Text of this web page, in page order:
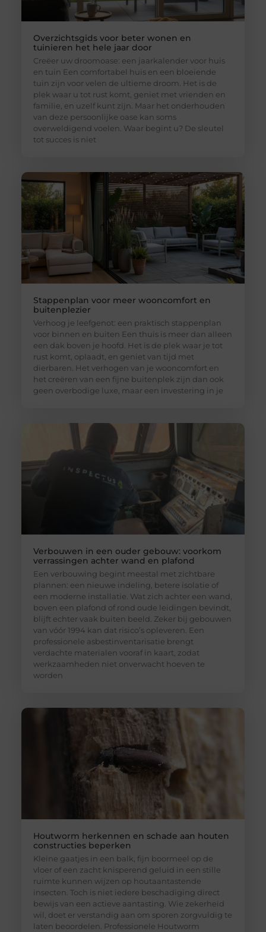
Overzichtsgids voor beter wonen en
tuinieren het hele jaar door
Creëer uw droomoase: een jaarkalender voor huis
en tuin Een comfortabel huis en een bloeiende
tuin zijn voor velen de ultieme droom. Het is de
plek waar u tot rust komt, geniet met vrienden en
familie, en uzelf kunt zijn. Maar het onderhouden
van deze persoonlijke oase kan soms
overweldigend voelen. Waar begint u? De sleutel
tot succes is niet
Stappenplan voor meer wooncomfort en
buitenplezier
Verhoog je leefgenot: een praktisch stappenplan
voor binnen en buiten Een thuis is meer dan alleen
een dak boven je hoofd. Het is de plek waar je tot
rust komt, oplaadt, en geniet van tijd met
dierbaren. Het verhogen van je wooncomfort en
het creëren van een fijne buitenplek zijn dan ook
geen overbodige luxe, maar een investering in je
Verbouwen in een ouder gebouw: voorkom
verrassingen achter wand en plafond
Een verbouwing begint meestal met zichtbare
plannen: een nieuwe indeling, betere isolatie of
een moderne installatie. Wat zich achter een wand,
boven een plafond of rond oude leidingen bevindt,
blijft echter vaak buiten beeld. Zeker bij gebouwen
van vóór 1994 kan dat risico’s opleveren. Een
professionele asbestinventarisatie brengt
verdachte materialen vooraf in kaart, zodat
werkzaamheden niet onverwacht hoeven te
worden
Houtworm herkennen en schade aan houten
constructies beperken
Kleine gaatjes in een balk, fijn boormeel op de
vloer of een zacht knisperend geluid in een stille
ruimte kunnen wijzen op houtaantastende
insecten. Toch is niet iedere beschadiging direct
bewijs van een actieve aantasting. Wie zekerheid
wil, doet er verstandig aan om sporen zorgvuldig te
laten beoordelen. Professionele Houtworm